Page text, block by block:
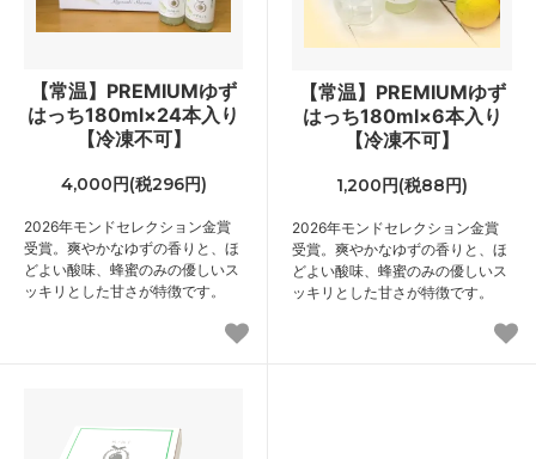
【常温】PREMIUMゆず
はっち180ml×24本入り
【冷凍不可】
4,000円(税296円)
2026年モンドセレクション金賞
受賞。爽やかなゆずの香りと、ほ
どよい酸味、蜂蜜のみの優しいス
ッキリとした甘さが特徴です。
【常温】PREMIUMゆず
はっち180ml×6本入り
【冷凍不可】
1,200円(税88円)
2026年モンドセレクション金賞
受賞。爽やかなゆずの香りと、ほ
どよい酸味、蜂蜜のみの優しいス
ッキリとした甘さが特徴です。